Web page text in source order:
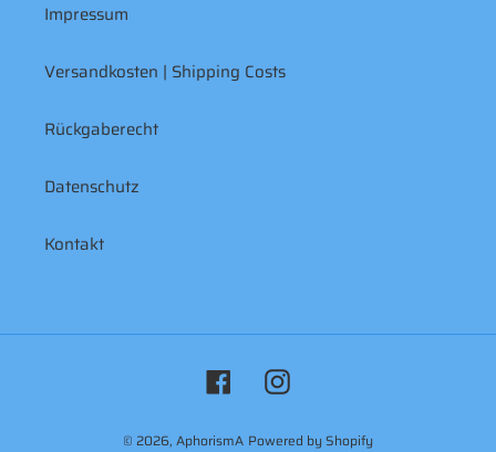
Impressum
Versandkosten | Shipping Costs
Rückgaberecht
Datenschutz
Kontakt
FacebookInstagram
© 2026, AphorismA Powered by Shopify